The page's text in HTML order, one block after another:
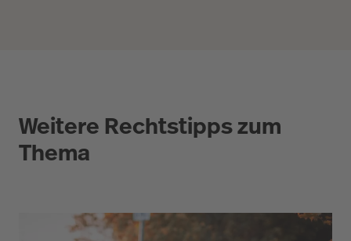
Weitere Rechtstipps zum
Thema